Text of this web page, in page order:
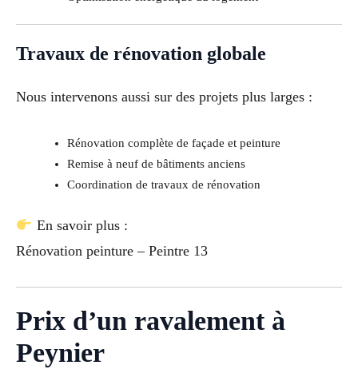
Travaux de rénovation globale
Nous intervenons aussi sur des projets plus larges :
Rénovation complète de façade et peinture
Remise à neuf de bâtiments anciens
Coordination de travaux de rénovation
En savoir plus :
Rénovation peinture – Peintre 13
Prix d’un ravalement à
Peynier